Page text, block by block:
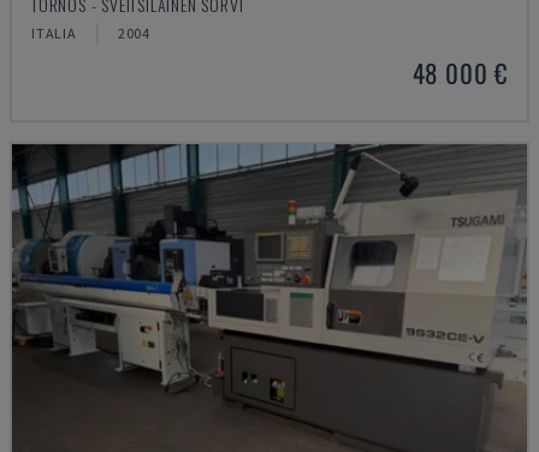
ITALIA 2004
48 000 €